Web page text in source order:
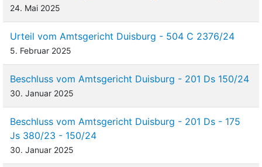
24. Mai 2025
Urteil vom Amtsgericht Duisburg - 504 C 2376/24
5. Februar 2025
Beschluss vom Amtsgericht Duisburg - 201 Ds 150/24
30. Januar 2025
Beschluss vom Amtsgericht Duisburg - 201 Ds - 175
Js 380/23 - 150/24
30. Januar 2025